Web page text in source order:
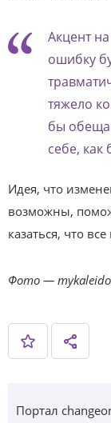
Акцент
ошибку
тяжело
бы
себе, как
Идея, что
возможны,
казаться, что
Фото —
Портал